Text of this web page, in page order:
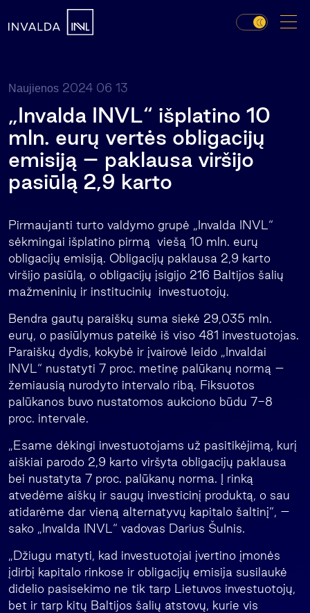
Naujienos 2024 06 13
„Invalda INVL“ išplatino 10
mln. eurų vertės obligacijų
emisiją – paklausa viršijo
pasiūlą 2,9 karto
Pirmaujanti turto valdymo grupė „Invalda INVL“
sėkmingai išplatino pirmą viešą 10 mln. eurų
obligacijų emisiją. Obligacijų paklausa 2,9 karto
viršijo pasiūlą, o obligacijų įsigijo 216 Baltijos šalių
mažmeninių ir institucinių investuotojų.
Bendra gautų paraiškų suma siekė 29,035 mln.
eurų, o pasiūlymus pateikė iš viso 481 investuotojas.
Paraiškų dydis, kokybė ir įvairovė leido „Invaldai
INVL“ nustatyti 7 proc. metinę palūkanų normą –
žemiausią nurodyto intervalo ribą. Fiksuotos
palūkanos buvo nustatomos aukciono būdu 7-8
proc. intervale.
„Esame dėkingi investuotojams už pasitikėjimą, kurį
aiškiai parodo 2,9 karto viršyta obligacijų paklausa
bei nustatyta 7 proc. palūkanų norma. Į rinką
atvedėme aiškų ir saugų investicinį produktą, o sau
atidarėme dar vieną alternatyvų kapitalo šaltinį“, –
sako „Invalda INVL“ vadovas Darius Šulnis.
„Džiugu matyti, kad investuotojai įvertino įmonės
įdirbį kapitalo rinkose ir obligacijų emisija susilaukė
didelio pasisekimo ne tik tarp Lietuvos investuotojų,
bet ir tarp kitų Baltijos šalių atstovų, kurie vis